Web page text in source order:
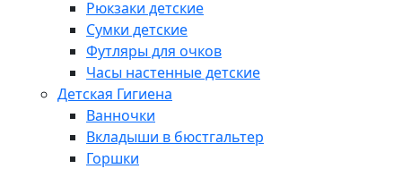
Рюкзаки детские
Сумки детские
Футляры для очков
Часы настенные детские
Детская Гигиена
Ванночки
Вкладыши в бюстгальтер
Горшки